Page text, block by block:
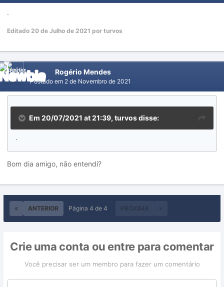
.
Editado 20 de Julho de 2021 por turvos
Rogério Mendes
Postado em 2 de Novembro de 2021
Em 20/07/2021 at 21:39, turvosdisse:
.
Bom dia amigo, não entendi?
ANTERIOR PRÓXIMA
Página 4 de 4
Crie uma conta ou entre para comentar
Você precisar ser um membro para fazer um comentário